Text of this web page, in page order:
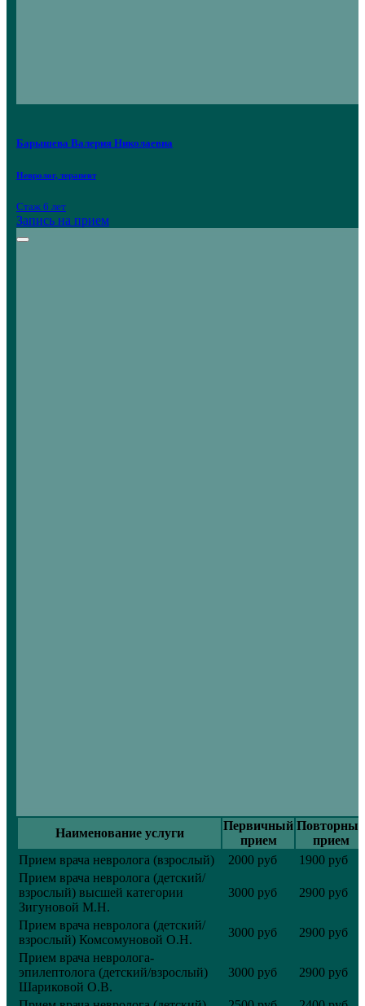
Барышева Валерия Николаевна
Невролог, терапевт
Стаж 6 лет
Запись на прием
Наименование услуги
Первичный
прием
Повторный
прием
Прием врача невролога (взрослый)
2000 руб
1900 руб
Прием врача невролога (детский/
взрослый) высшей категории
Зигуновой М.Н.
3000 руб 2900 руб
Прием врача невролога (детский/
взрослый) Комсомуновой О.Н.
3000 руб
2900 руб
Прием врача невролога-
эпилептолога (детский/взрослый)
Шариковой О.В.
3000 руб 2900 руб